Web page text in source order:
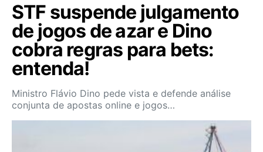
STF suspende julgamento
de jogos de azar e Dino
cobra regras para bets:
entenda!
Ministro Flávio Dino pede vista e defende análise
conjunta de apostas online e jogos…